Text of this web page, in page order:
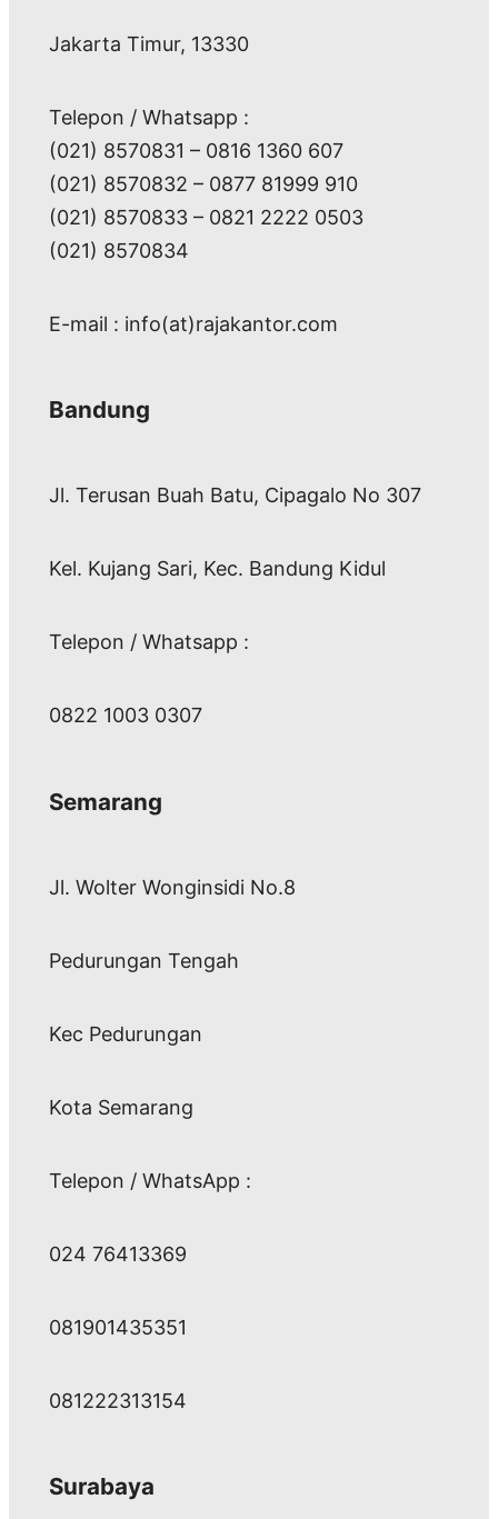
Jakarta Timur, 13330
Telepon / Whatsapp :
(021) 8570831 – 0816 1360 607
(021) 8570832 – 0877 81999 910
(021) 8570833 – 0821 2222 0503
(021) 8570834
E-mail : info(at)rajakantor.com
Bandung
Jl. Terusan Buah Batu, Cipagalo No 307
Kel. Kujang Sari, Kec. Bandung Kidul
Telepon / Whatsapp :
0822 1003 0307
Semarang
Jl. Wolter Wonginsidi No.8
Pedurungan Tengah
Kec Pedurungan
Kota Semarang
Telepon / WhatsApp :
024 76413369
081901435351
081222313154
Surabaya